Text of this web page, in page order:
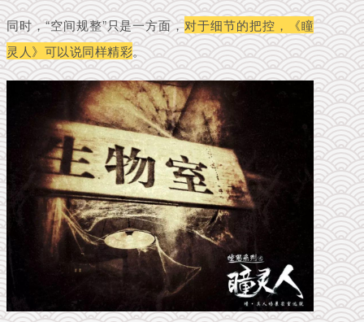
同时，“空间规整”只是一方面，对于细节的把控，《瞳
灵人》可以说同样精彩。